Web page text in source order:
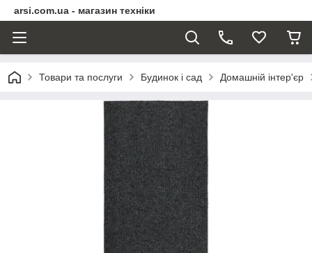
arsi.com.ua - магазин техніки
Товари та послуги Будинок і сад Домашній інтер'єр